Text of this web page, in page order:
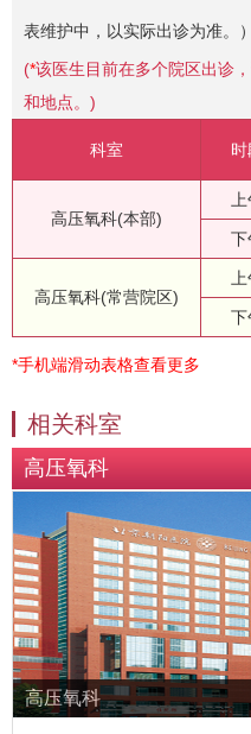
表维护中，以实际出诊为准。）
(*该医生目前在多个院区出诊
和地点。)
科室
高压氧科(本部)
下
高压氧科(常营院区)
下
*手机端滑动表格查看更多
相关科室
高压氧科
高压氧科